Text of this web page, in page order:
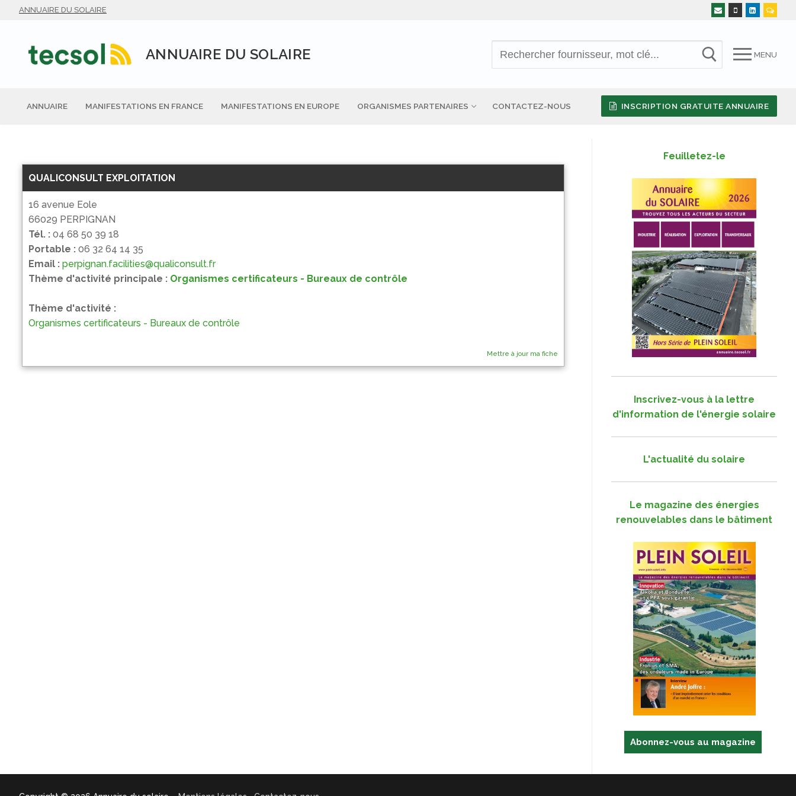
ANNUAIRE DU SOLAIRE
ANNUAIRE DU SOLAIRE MENU
ANNUAIRE MANIFESTATIONS EN FRANCE MANIFESTATIONS EN EUROPE ORGANISMES PARTENAIRES CONTACTEZ-NOUS INSCRIPTION GRATUITE ANNUAIRE
QUALICONSULT EXPLOITATION
16 avenue Eole
66029 PERPIGNAN
Tél. : 04 68 50 39 18
Portable : 06 32 64 14 35
Email : perpignan.facilities@qualiconsult.fr
Thème d'activité principale : Organismes certificateurs - Bureaux de contrôle
Thème d'activité :
Organismes certificateurs - Bureaux de contrôle
Mettre à jour ma fiche
Feuilletez-le
Inscrivez-vous à la lettre
d'information de l'énergie solaire
L'actualité du solaire
Le magazine des énergies
renouvelables dans le bâtiment
Abonnez-vous au magazine